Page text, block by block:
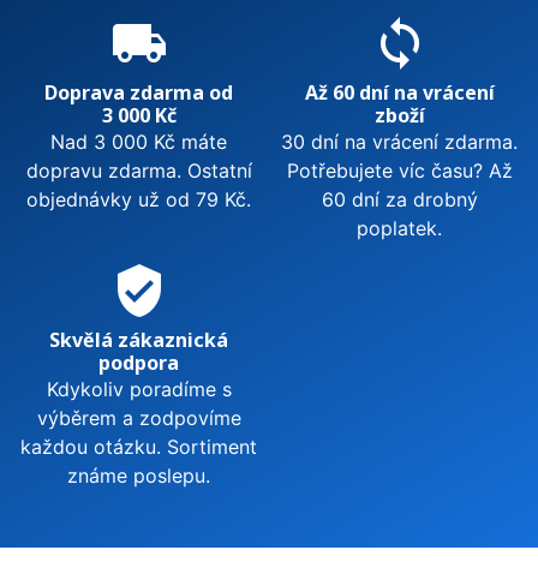
local_shipping
Doprava zdarma od
3 000 Kč
Nad 3 000 Kč máte
dopravu zdarma. Ostatní
objednávky už od 79 Kč.
sync
Až 60 dní na vrácení
zboží
30 dní na vrácení zdarma.
Potřebujete víc času? Až
60 dní za drobný
poplatek.
verified_user
Skvělá zákaznická
podpora
Kdykoliv poradíme s
výběrem a zodpovíme
každou otázku. Sortiment
známe poslepu.